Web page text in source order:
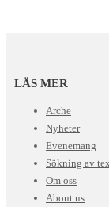
LÄS MER
Arche
Nyheter
Evenemang
Sökning av
Om oss
About us